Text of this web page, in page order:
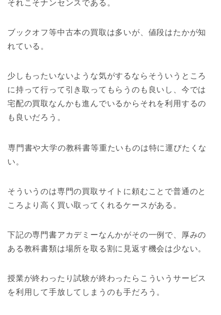
それこそナンセンスである。
ブックオフ等中古本の買取は多いが、値段はたかが知
れている。
少しもったいないような気がするならそういうところ
に持って行って引き取ってもらうのも良いし、今では
宅配の買取なんかも進んでいるからそれを利用するの
も良いだろう。
専門書や大学の教科書等重たいものは特に運びたくな
い。
そういうのは専門の買取サイトに頼むことで普通のと
ころより高く買い取ってくれるケースがある。
下記の専門書アカデミーなんかがその一例で、厚みの
ある教科書類は場所を取る割に見返す機会は少ない。
授業が終わったり試験が終わったらこういうサービス
を利用して手放してしまうのも手だろう。